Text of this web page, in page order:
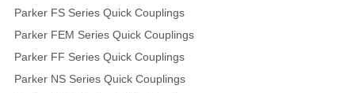
Parker FS Series Quick Couplings
Parker FEM Series Quick Couplings
Parker FF Series Quick Couplings
Parker NS Series Quick Couplings